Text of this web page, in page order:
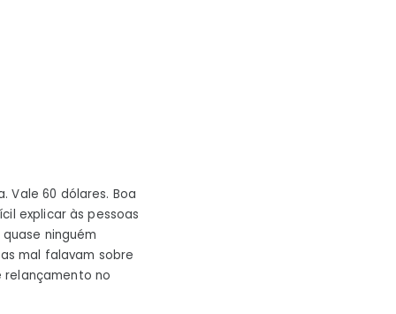
Vale 60 dólares. Boa
explicar às pessoas
quase ninguém
mal falavam sobre
relançamento no